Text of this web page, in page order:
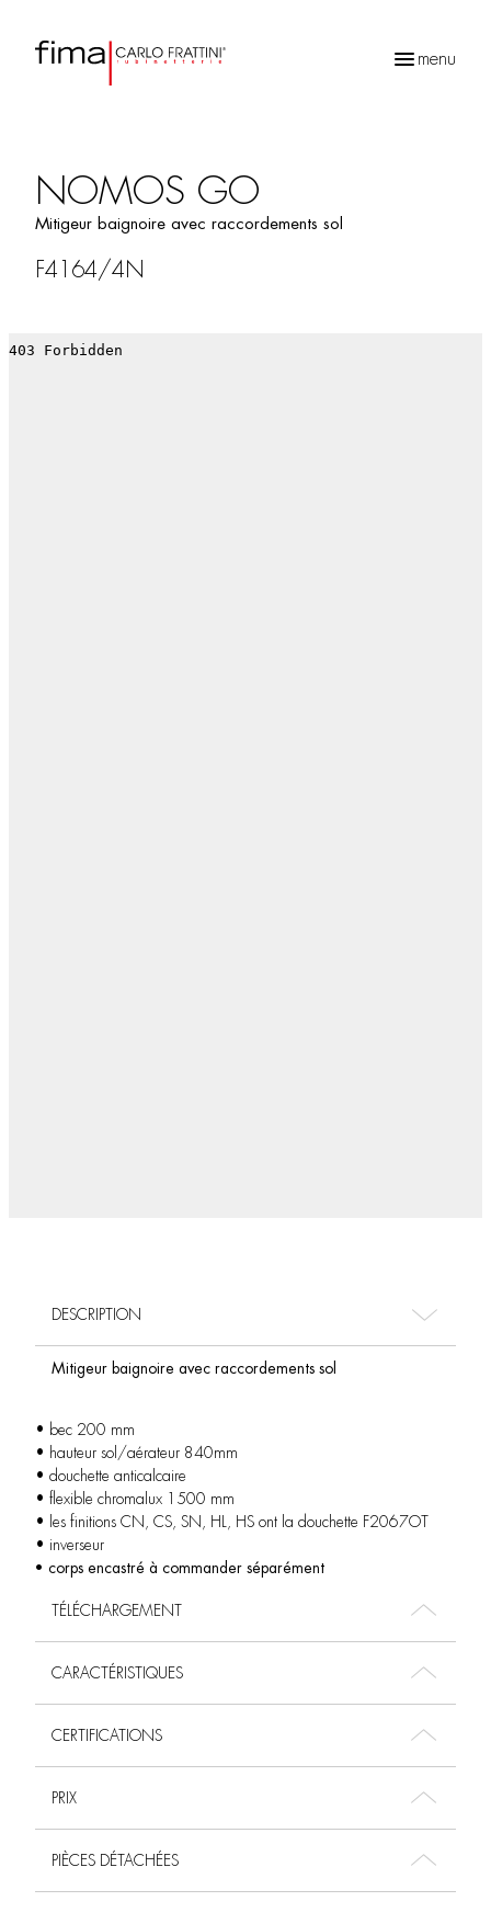
menu
NOMOS GO
Mitigeur baignoire avec raccordements sol
F4164/4N
DESCRIPTION
Mitigeur baignoire avec raccordements sol
• bec 200 mm
• hauteur sol/aérateur 840mm
• douchette anticalcaire
• flexible chromalux 1500 mm
• les finitions CN, CS, SN, HL, HS ont la douchette F2067OT
• inverseur
• corps encastré à commander séparément
TÉLÉCHARGEMENT
CARACTÉRISTIQUES
CERTIFICATIONS
PRIX
PIÈCES DÉTACHÉES